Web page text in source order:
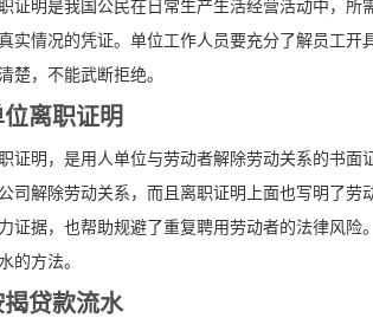
证明是我国公民在日常生产生活经营活动中，
实情况的凭证。单位工作人员要充分了解员工
楚，不能武断拒绝。
位离职证明
证明，是用人单位与劳动者解除劳动关系的书
司解除劳动关系，而且离职证明上面也写明了
证据，也帮助规避了重复聘用劳动者的法律风
的方法。
揭贷款流水